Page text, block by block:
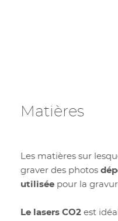
Matières
Les matières sur
graver des photos
utilisée pour la
Le lasers CO2 est